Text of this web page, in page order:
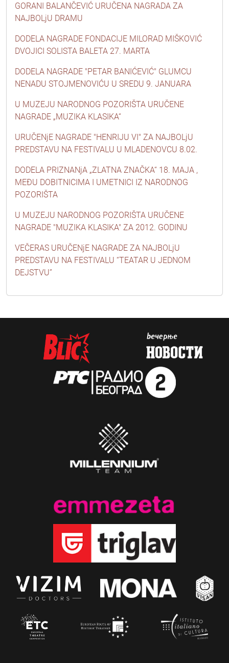
GORANI BALANČEVIĆ URUČENA NAGRADA ZA
NAJBOLjU DRAMU
DODELA NAGRADE FONDACIJE MILORAD MIŠKOVIĆ
DVOJICI SOLISTA BALETA 27. MARTA
DODELA NAGRADE "PETAR BANIĆEVIĆ" GLUMCU
NENADU STOJMENOVIĆU U SREDU 9. JANUARA
U MUZEJU NARODNOG POZORIŠTA URUČENE
NAGRADE „MUZIKA KLASIKA“
URUČENjE NAGRADE "HENRIJU VI" ZA NAJBOLjU
PREDSTAVU NA FESTIVALU U MLADENOVCU 8.02.
DODELA PRIZNANjA „ZLATNA ZNAČKA“ 18. MAJA ,
MEĐU DOBITNICIMA I UMETNICI IZ NARODNOG
POZORIŠTA
U MUZEJU NARODNOG POZORIŠTA URUČENE
NAGRADE "MUZIKA KLASIKA" ZA 2012. GODINU
VEČERAS URUČENjE NAGRADE ZA NAJBOLjU
PREDSTAVU NA FESTIVALU “TEATAR U JEDNOM
DEJSTVU”